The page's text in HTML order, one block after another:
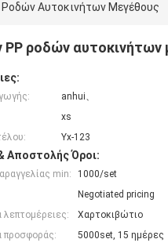
Αυτοκινήτων Μεγέθους
ροδών αυτοκινήτων
anhui、
xs
Yx-123
Αποστολής Όροι:
min:
1000/set
Negotiated pricing
Χαρτοκιβώτιο
προσφοράς:
5000set, 15 ημέρες